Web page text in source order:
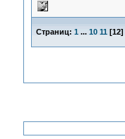
Страниц: 1 ... 10 11 [12]